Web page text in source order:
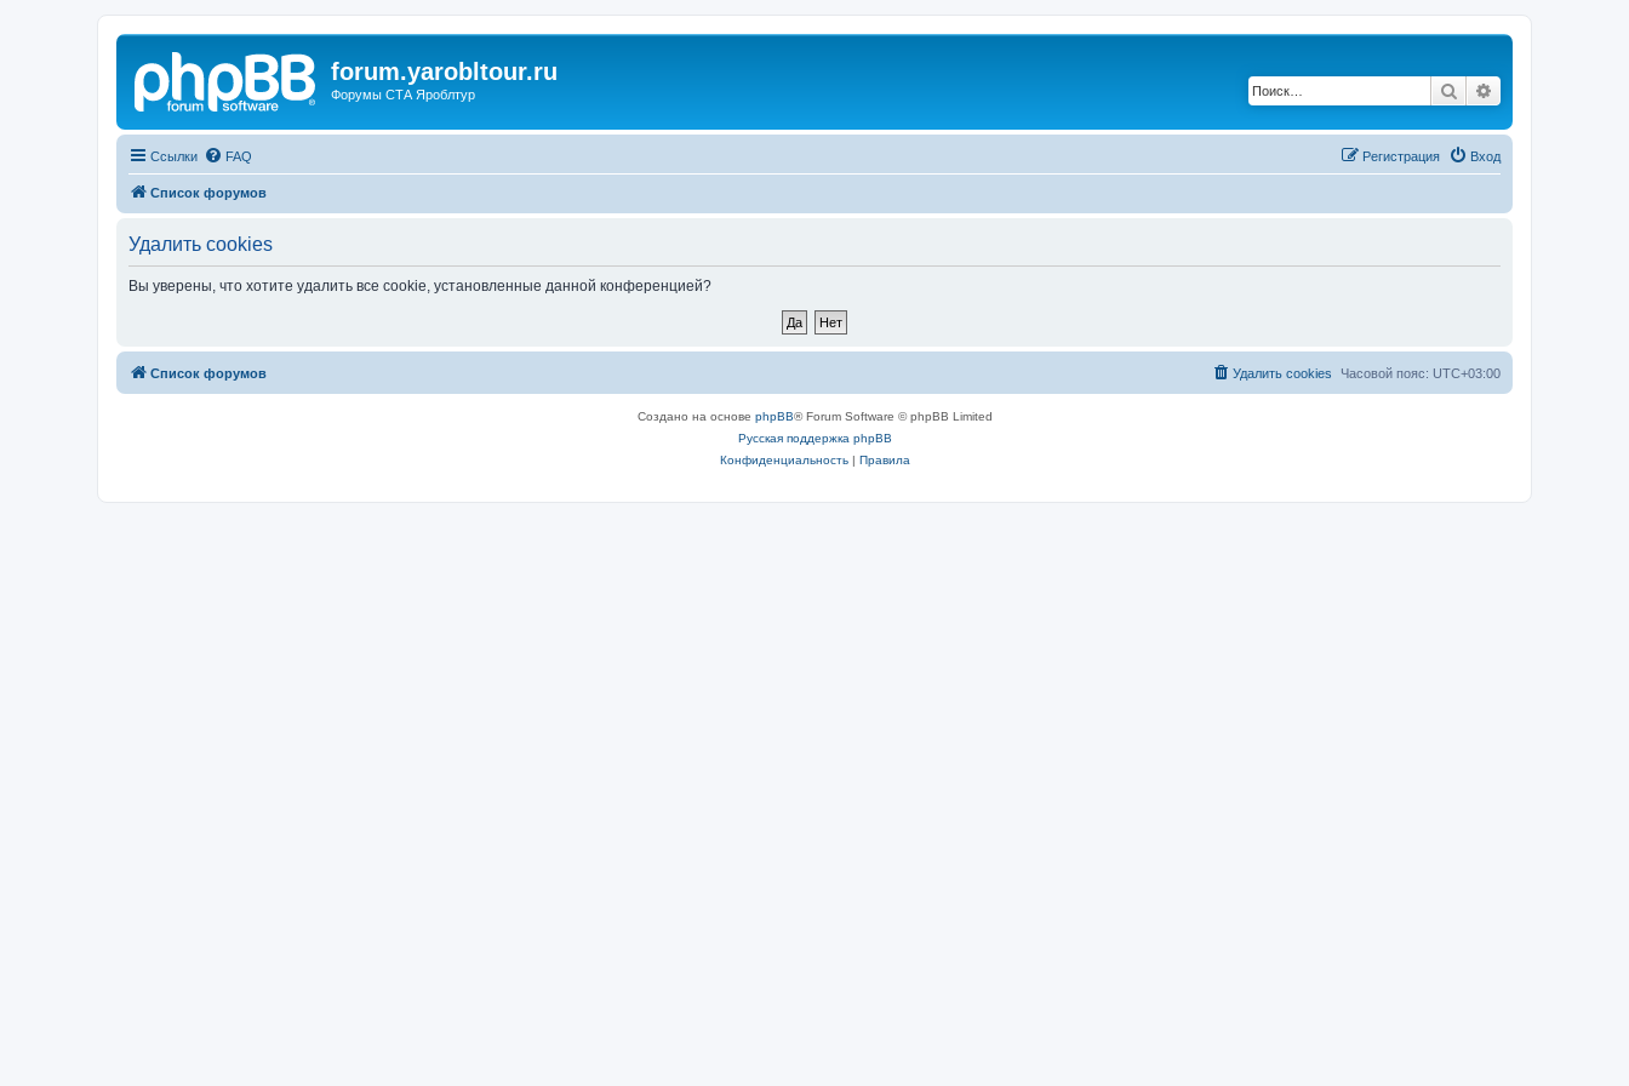
forum.yarobltour.ru
Форумы СТА Яроблтур Поиск
Ссылки FAQ Вход
Регистрация
Список форумов
Удалить cookies
Вы уверены, что хотите удалить все cookie, установленные данной конференцией?
Список форумов Часовой пояс: UTC+03:00
Удалить cookies
Создано на основе phpBB® Forum Software © phpBB Limited
Русская поддержка phpBB
Конфиденциальность| Правила